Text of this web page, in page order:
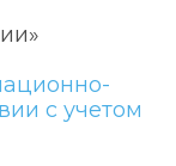
с учетом